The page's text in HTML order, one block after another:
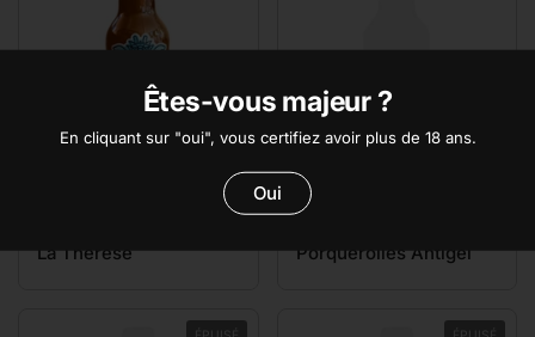
La Thérèse
Prix:
€3,90
Porquerolles Antigel
Êtes-vous majeur ?
En cliquant sur "oui", vous certifiez avoir plus de 18 ans.
Oui